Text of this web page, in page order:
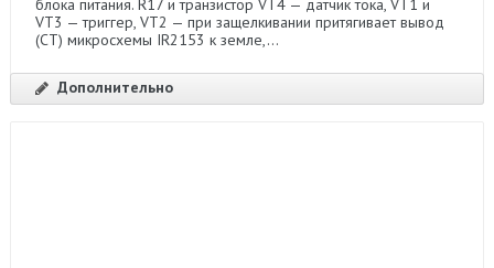
блока питания. R17 и транзистор VT4 — датчик тока, VT1 и
VT3 — триггер, VT2 — при защелкивании притягивает вывод
(CT) микросхемы IR2153 к земле,...
Дополнительно